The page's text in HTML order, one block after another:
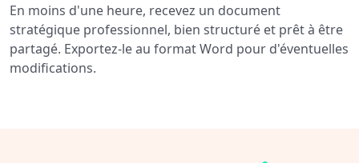
En moins d'une heure, recevez un document
stratégique professionnel, bien structuré et prêt à être
partagé. Exportez-le au format Word pour d'éventuelles
modifications.